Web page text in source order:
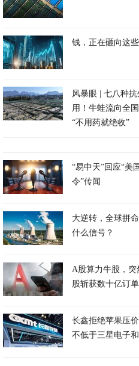
钱，正在砸向这
风暴眼 | 七八种
用！牛蛙流向全
“不用药就绝收”
“易中天”回应“美
令”传闻
大逆转，全球拼
什么信号？
A股算力牛股，突
股斩获数十亿订单
长鑫拒绝苹果压
不低于三星电子